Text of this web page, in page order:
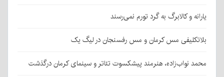
یارانه و کالابرگ به گرد تورم نمی‌رسند
بلاتکلیفی مس کرمان و مس رفسنجان در لیگ یک
محمد نواب‌زاده، هنرمند پیشکسوت تئاتر و سینمای کرمان درگذشت